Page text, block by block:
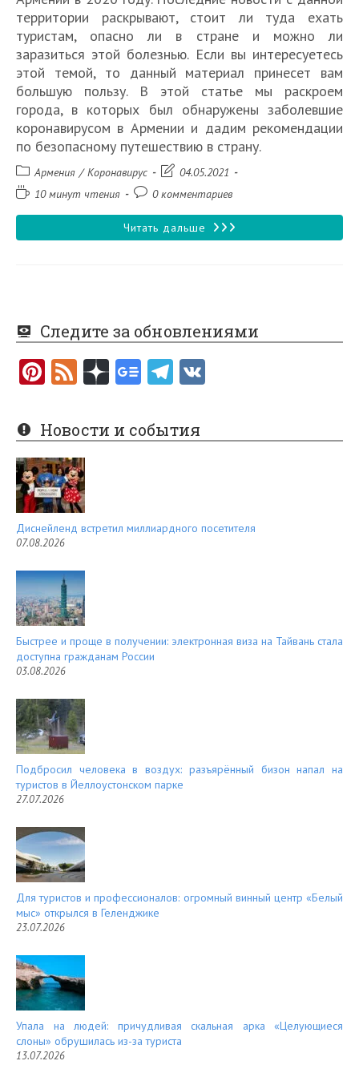
территории раскрывают, стоит ли туда ехать
туристам, опасно ли в стране и можно ли
заразиться этой болезнью. Если вы интересуетесь
этой темой, то данный материал принесет вам
большую пользу. В этой статье мы раскроем
города, в которых был обнаружены заболевшие
коронавирусом в Армении и дадим рекомендации
по безопасному путешествию в страну.
Рубрика
записи:
Армения / Коронавирус
Запись04.05.2021
Время10 минут чтения
Комментарии
записи:
0 комментариев
Читать дальше Есть
Армении?
ли
Следите за обновлениями
Pi
er
es
t
F
e
d
Новости и события
Диснейленд встретил миллиардного посетителя
07.08.2026
Быстрее и проще в получении: электронная виза на Тайвань стала
доступна гражданам России
03.08.2026
Подбросил человека в воздух: разъярённый бизон напал на
туристов в Йеллоустонском парке
27.07.2026
Для туристов и профессионалов: огромный винный центр «Белый
мыс» открылся в Геленджике
23.07.2026
Упала на людей: причудливая скальная арка «Целующиеся
слоны» обрушилась из-за туриста
13.07.2026